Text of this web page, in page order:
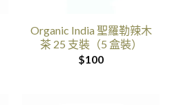
Organic India 聖羅勒辣木
茶 25 支裝（5 盒裝）
$100